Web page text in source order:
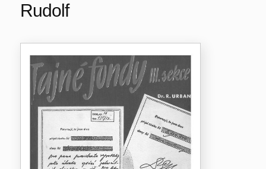
Rudolf